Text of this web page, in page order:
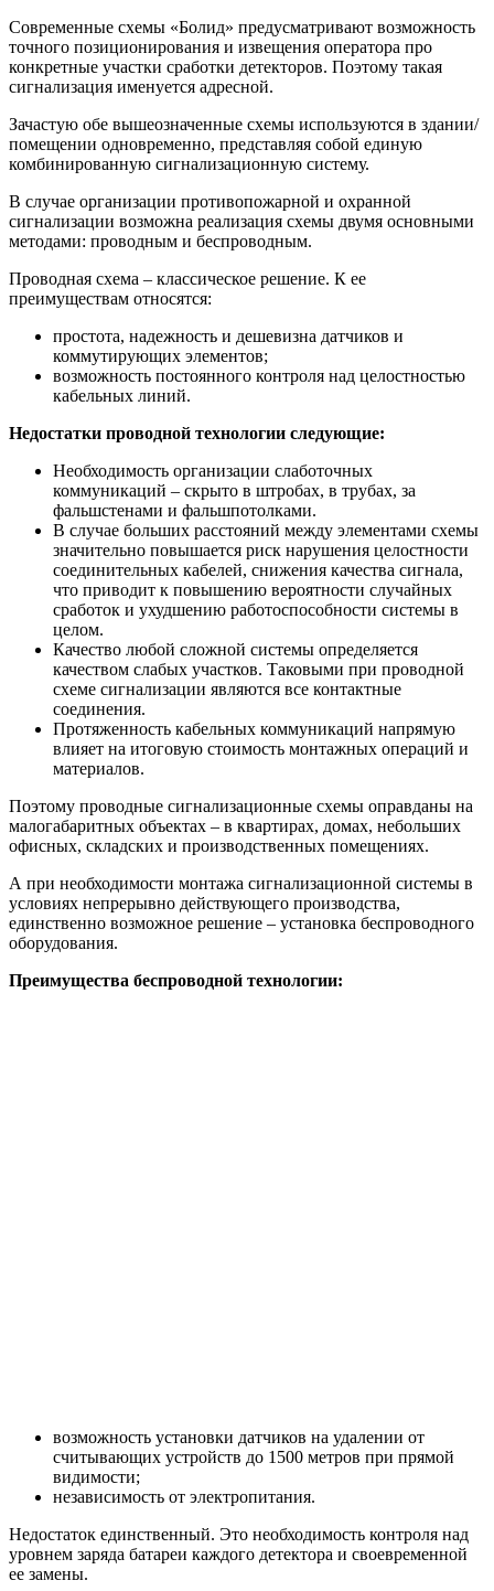
Современные схемы «Болид» предусматривают возможность
точного позиционирования и извещения оператора про
конкретные участки сработки детекторов. Поэтому такая
сигнализация именуется адресной.
Зачастую обе вышеозначенные схемы используются в здании/
помещении одновременно, представляя собой единую
комбинированную сигнализационную систему.
В случае организации противопожарной и охранной
сигнализации возможна реализация схемы двумя основными
методами: проводным и беспроводным.
Проводная схема – классическое решение. К ее
преимуществам относятся:
простота, надежность и дешевизна датчиков и
коммутирующих элементов;
возможность постоянного контроля над целостностью
кабельных линий.
Недостатки проводной технологии следующие:
Необходимость организации слаботочных
коммуникаций – скрыто в штробах, в трубах, за
фальшстенами и фальшпотолками.
В случае больших расстояний между элементами схемы
значительно повышается риск нарушения целостности
соединительных кабелей, снижения качества сигнала,
что приводит к повышению вероятности случайных
сработок и ухудшению работоспособности системы в
целом.
Качество любой сложной системы определяется
качеством слабых участков. Таковыми при проводной
схеме сигнализации являются все контактные
соединения.
Протяженность кабельных коммуникаций напрямую
влияет на итоговую стоимость монтажных операций и
материалов.
Поэтому проводные сигнализационные схемы оправданы на
малогабаритных объектах – в квартирах, домах, небольших
офисных, складских и производственных помещениях.
А при необходимости монтажа сигнализационной системы в
условиях непрерывно действующего производства,
единственно возможное решение – установка беспроводного
оборудования.
Преимущества беспроводной технологии:
возможность установки датчиков на удалении от
считывающих устройств до 1500 метров при прямой
видимости;
независимость от электропитания.
Недостаток единственный. Это необходимость контроля над
уровнем заряда батареи каждого детектора и своевременной
ее замены.